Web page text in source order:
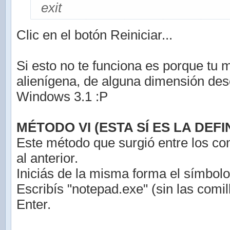
exit
Clic en el botón Reiniciar...
Si esto no te funciona es porque tu
alienígena, de alguna dimensión
Windows 3.1 :P
MÉTODO VI (ESTA SÍ ES LA
Este método que surgió entre los
al anterior.
Iniciás de la misma forma el
Escribís "notepad.exe" (sin las
Enter.